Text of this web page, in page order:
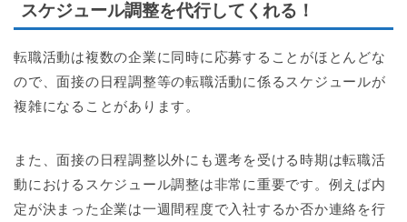
スケジュール調整を代行してくれる！
転職活動は複数の企業に同時に応募することがほとんどな
ので、面接の日程調整等の転職活動に係るスケジュールが
複雑になることがあります。
また、面接の日程調整以外にも選考を受ける時期は転職活
動におけるスケジュール調整は非常に重要です。例えば内
定が決まった企業は一週間程度で入社するか否か連絡を行